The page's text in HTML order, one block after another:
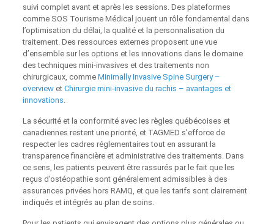
suivi complet avant et après les sessions. Des plateformes
comme SOS Tourisme Médical jouent un rôle fondamental dans
l’optimisation du délai, la qualité et la personnalisation du
traitement. Des ressources externes proposent une vue
d’ensemble sur les options et les innovations dans le domaine
des techniques mini-invasives et des traitements non
chirurgicaux, comme Minimally Invasive Spine Surgery –
overviewet Chirurgie mini-invasive du rachis – avantages et
innovations.
La sécurité et la conformité avec les règles québécoises et
canadiennes restent une priorité, et TAGMED s’efforce de
respecter les cadres réglementaires tout en assurant la
transparence financière et administrative des traitements. Dans
ce sens, les patients peuvent être rassurés par le fait que les
reçus d’ostéopathie sont généralement admissibles à des
assurances privées hors RAMQ, et que les tarifs sont clairement
indiqués et intégrés au plan de soins.